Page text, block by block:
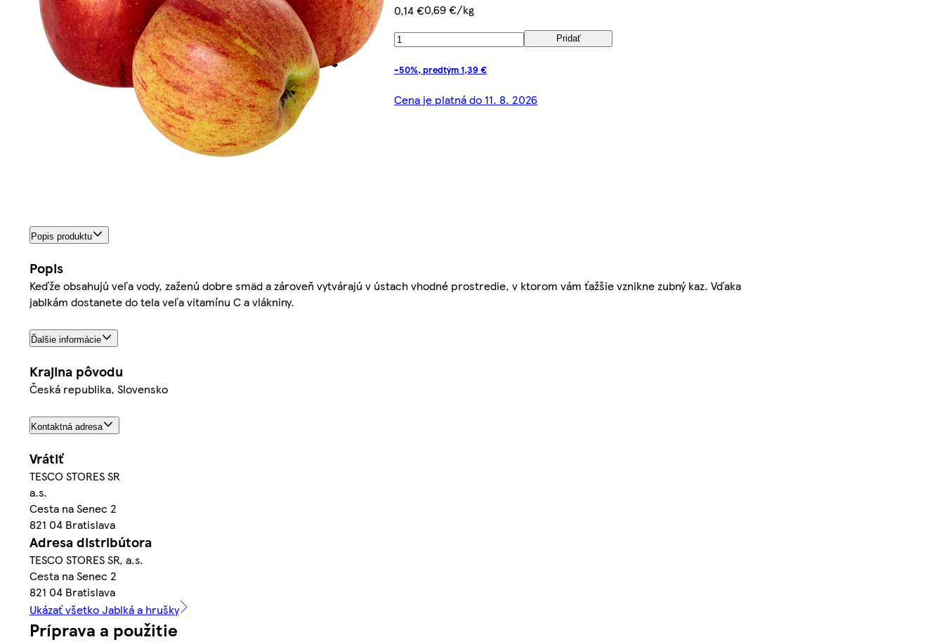
0,14 €0,69 €/kg
Pridať
-50%, predtým 1,39 €
Cena je platná do 11. 8. 2026
Popis produktu
Popis
Keďže obsahujú veľa vody, zaženú dobre smäd a zároveň vytvárajú v ústach vhodné prostredie, v ktorom vám ťažšie vznikne zubný kaz. Vďaka
jablkám dostanete do tela veľa vitamínu C a vlákniny.
Ďalšie informácie
Krajina pôvodu
Česká republika, Slovensko
Kontaktná adresa
Vrátiť
TESCO STORES SR
a.s.
Cesta na Senec 2
821 04 Bratislava
Adresa distribútora
TESCO STORES SR, a.s.
Cesta na Senec 2
821 04 Bratislava
Ukázať všetko Jablká a hrušky
Príprava a použitie